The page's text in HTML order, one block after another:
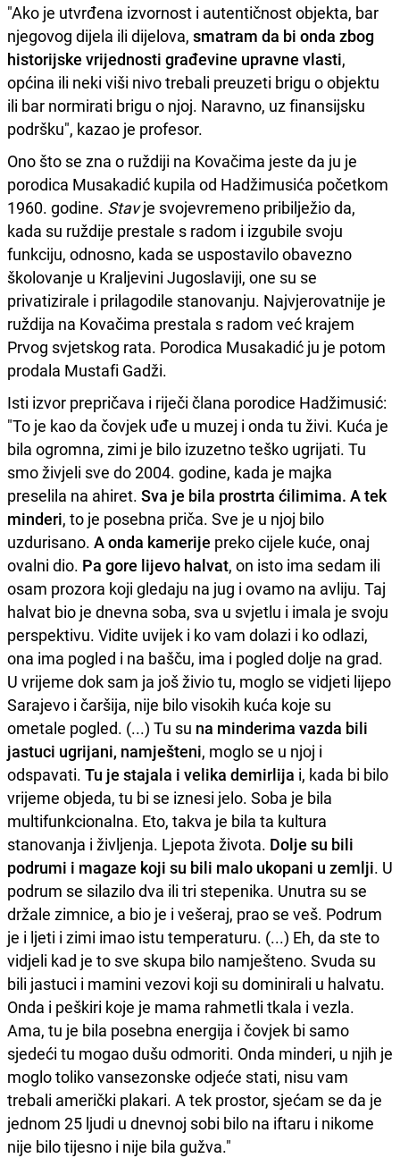
"Ako je utvrđena izvornost i autentičnost objekta, bar
njegovog dijela ili dijelova, smatram da bi onda zbog
historijske vrijednosti građevine upravne vlasti,
općina ili neki viši nivo trebali preuzeti brigu o objektu
ili bar normirati brigu o njoj. Naravno, uz finansijsku
podršku", kazao je profesor.
Ono što se zna o ruždiji na Kovačima jeste da ju je
porodica Musakadić kupila od Hadžimusića početkom
1960. godine. Stavje svojevremeno pribilježio da,
kada su ruždije prestale s radom i izgubile svoju
funkciju, odnosno, kada se uspostavilo obavezno
školovanje u Kraljevini Jugoslaviji, one su se
privatizirale i prilagodile stanovanju. Najvjerovatnije je
ruždija na Kovačima prestala s radom već krajem
Prvog svjetskog rata. Porodica Musakadić ju je potom
prodala Mustafi Gadži.
Isti izvor prepričava i riječi člana porodice Hadžimusić:
"To je kao da čovjek uđe u muzej i onda tu živi. Kuća je
bila ogromna, zimi je bilo izuzetno teško ugrijati. Tu
smo živjeli sve do 2004. godine, kada je majka
preselila na ahiret. Sva je bila prostrta ćilimima. A tek
minderi, to je posebna priča. Sve je u njoj bilo
uzdurisano. A onda kamerije preko cijele kuće, onaj
ovalni dio. Pa gore lijevo halvat, on isto ima sedam ili
osam prozora koji gledaju na jug i ovamo na avliju. Taj
halvat bio je dnevna soba, sva u svjetlu i imala je svoju
perspektivu. Vidite uvijek i ko vam dolazi i ko odlazi,
ona ima pogled i na bašču, ima i pogled dolje na grad.
U vrijeme dok sam ja još živio tu, moglo se vidjeti lijepo
Sarajevo i čaršija, nije bilo visokih kuća koje su
ometale pogled. (...) Tu su na minderima vazda bili
jastuci ugrijani, namješteni, moglo se u njoj i
odspavati. Tu je stajala i velika demirlija i, kada bi bilo
vrijeme objeda, tu bi se iznesi jelo. Soba je bila
multifunkcionalna. Eto, takva je bila ta kultura
stanovanja i življenja. Ljepota života. Dolje su bili
podrumi i magaze koji su bili malo ukopani u zemlji. U
podrum se silazilo dva ili tri stepenika. Unutra su se
držale zimnice, a bio je i vešeraj, prao se veš. Podrum
je i ljeti i zimi imao istu temperaturu. (...) Eh, da ste to
vidjeli kad je to sve skupa bilo namješteno. Svuda su
bili jastuci i mamini vezovi koji su dominirali u halvatu.
Onda i peškiri koje je mama rahmetli tkala i vezla.
Ama, tu je bila posebna energija i čovjek bi samo
sjedeći tu mogao dušu odmoriti. Onda minderi, u njih je
moglo toliko vansezonske odjeće stati, nisu vam
trebali američki plakari. A tek prostor, sjećam se da je
jednom 25 ljudi u dnevnoj sobi bilo na iftaru i nikome
nije bilo tijesno i nije bila gužva."